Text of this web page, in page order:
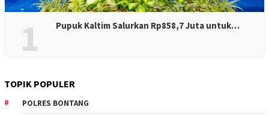
1 Pupuk Kaltim Salurkan Rp858,7 Juta untuk…
TOPIK POPULER
POLRES BONTANG